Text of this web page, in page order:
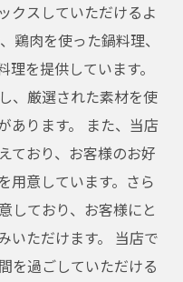
クスしていただけるよ
鶏肉を使った鍋料理、
を提供しています。
、厳選された素材を使
あります。 また、当店
ており、お客様のお好
用意しています。さら
しており、お客様にと
いただけます。 当店で
を過ごしていただける